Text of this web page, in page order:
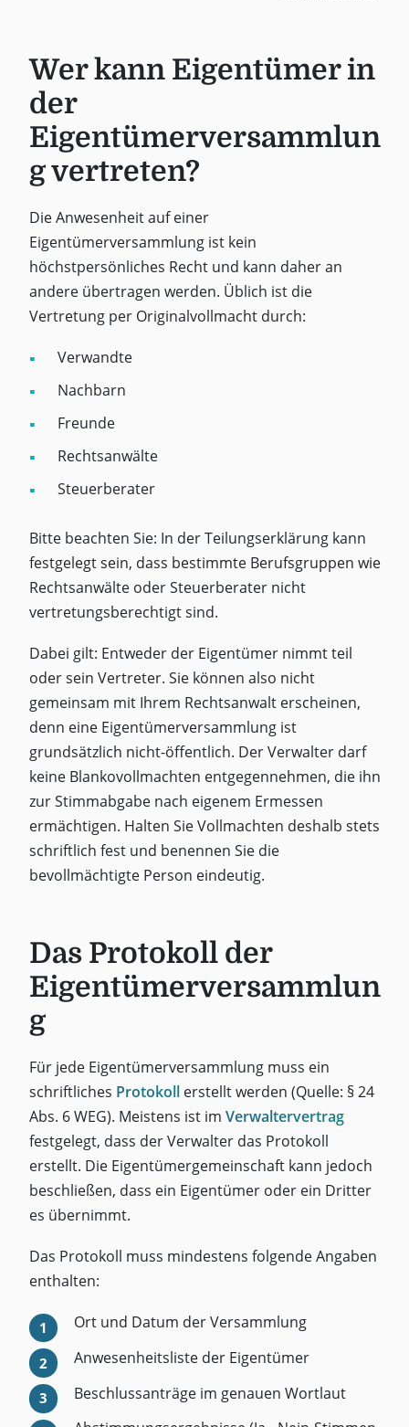
Wer kann Eigentümer in
der
Eigentümerversammlun
g vertreten?
Die Anwesenheit auf einer
Eigentümerversammlung ist kein
höchstpersönliches Recht und kann daher an
andere übertragen werden. Üblich ist die
Vertretung per Originalvollmacht durch:
Verwandte
Nachbarn
Freunde
Rechtsanwälte
Steuerberater
Bitte beachten Sie: In der Teilungserklärung kann
festgelegt sein, dass bestimmte Berufsgruppen wie
Rechtsanwälte oder Steuerberater nicht
vertretungsberechtigt sind.
Dabei gilt: Entweder der Eigentümer nimmt teil
oder sein Vertreter. Sie können also nicht
gemeinsam mit Ihrem Rechtsanwalt erscheinen,
denn eine Eigentümerversammlung ist
grundsätzlich nicht-öffentlich. Der Verwalter darf
keine Blankovollmachten entgegennehmen, die ihn
zur Stimmabgabe nach eigenem Ermessen
ermächtigen. Halten Sie Vollmachten deshalb stets
schriftlich fest und benennen Sie die
bevollmächtigte Person eindeutig.
Das Protokoll der
Eigentümerversammlun
g
Für jede Eigentümerversammlung muss ein
schriftliches Protokollerstellt werden (Quelle: § 24
Abs. 6 WEG). Meistens ist im Verwaltervertrag
festgelegt, dass der Verwalter das Protokoll
erstellt. Die Eigentümergemeinschaft kann jedoch
beschließen, dass ein Eigentümer oder ein Dritter
es übernimmt.
Das Protokoll muss mindestens folgende Angaben
enthalten:
Ort und Datum der Versammlung
Anwesenheitsliste der Eigentümer
Beschlussanträge im genauen Wortlaut